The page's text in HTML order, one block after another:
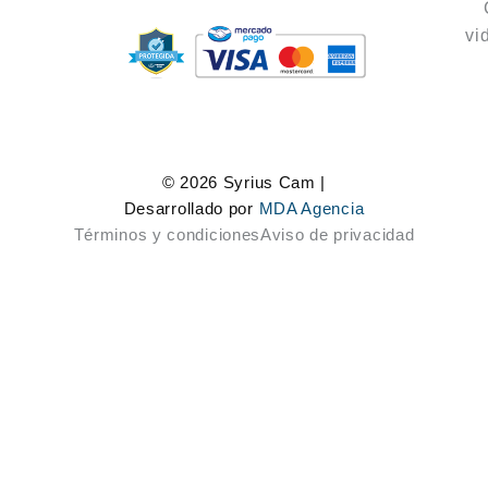
© 2026 Syrius Cam |
Desarrollado por MDA Agencia
Términos y condicionesAviso de privacidad